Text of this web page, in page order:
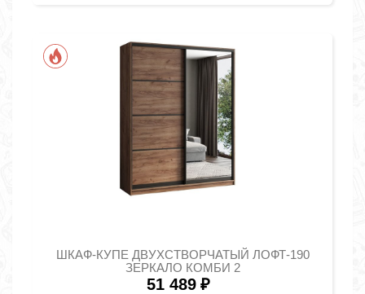
ШКАФ-КУПЕ ДВУХСТВОРЧАТЫЙ ЛОФТ-190
ЗЕРКАЛО КОМБИ 2
51 489 ₽